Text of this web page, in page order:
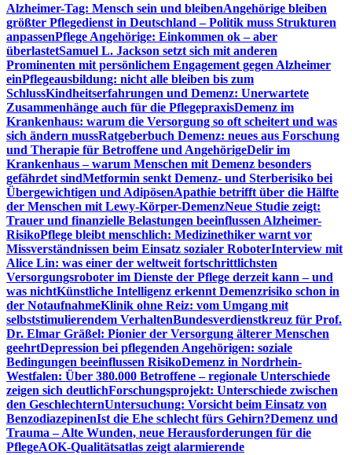
Alzheimer-Tag: Mensch sein und bleibenAngehörige bleiben
größter Pflegedienst in Deutschland – Politik muss Strukturen
anpassenPflege Angehörige: Einkommen ok – aber
überlastetSamuel L. Jackson setzt sich mit anderen
Prominenten mit persönlichem Engagement gegen Alzheimer
einPflegeausbildung: nicht alle bleiben bis zum
SchlussKindheitserfahrungen und Demenz: Unerwartete
Zusammenhänge auch für die PflegepraxisDemenz im
Krankenhaus: warum die Versorgung so oft scheitert und was
sich ändern mussRatgeberbuch Demenz: neues aus Forschung
und Therapie für Betroffene und AngehörigeDelir im
Krankenhaus – warum Menschen mit Demenz besonders
gefährdet sindMetformin senkt Demenz- und Sterberisiko bei
Übergewichtigen und AdipösenApathie betrifft über die Hälfte
der Menschen mit Lewy-Körper-DemenzNeue Studie zeigt:
Trauer und finanzielle Belastungen beeinflussen Alzheimer-
RisikoPflege bleibt menschlich: Medizinethiker warnt vor
Missverständnissen beim Einsatz sozialer RoboterInterview mit
Alice Lin: was einer der weltweit fortschrittlichsten
Versorgungsroboter im Dienste der Pflege derzeit kann – und
was nichtKünstliche Intelligenz erkennt Demenzrisiko schon in
der NotaufnahmeKlinik ohne Reiz: vom Umgang mit
selbststimulierendem VerhaltenBundesverdienstkreuz für Prof.
Dr. Elmar Gräßel: Pionier der Versorgung älterer Menschen
geehrtDepression bei pflegenden Angehörigen: soziale
Bedingungen beeinflussen RisikoDemenz in Nordrhein-
Westfalen: Über 380.000 Betroffene – regionale Unterschiede
zeigen sich deutlichForschungsprojekt: Unterschiede zwischen
den GeschlechternUntersuchung: Vorsicht beim Einsatz von
BenzodiazepinenIst die Ehe schlecht fürs Gehirn?Demenz und
Trauma – Alte Wunden, neue Herausforderungen für die
PflegeAOK-Qualitätsatlas zeigt alarmierende